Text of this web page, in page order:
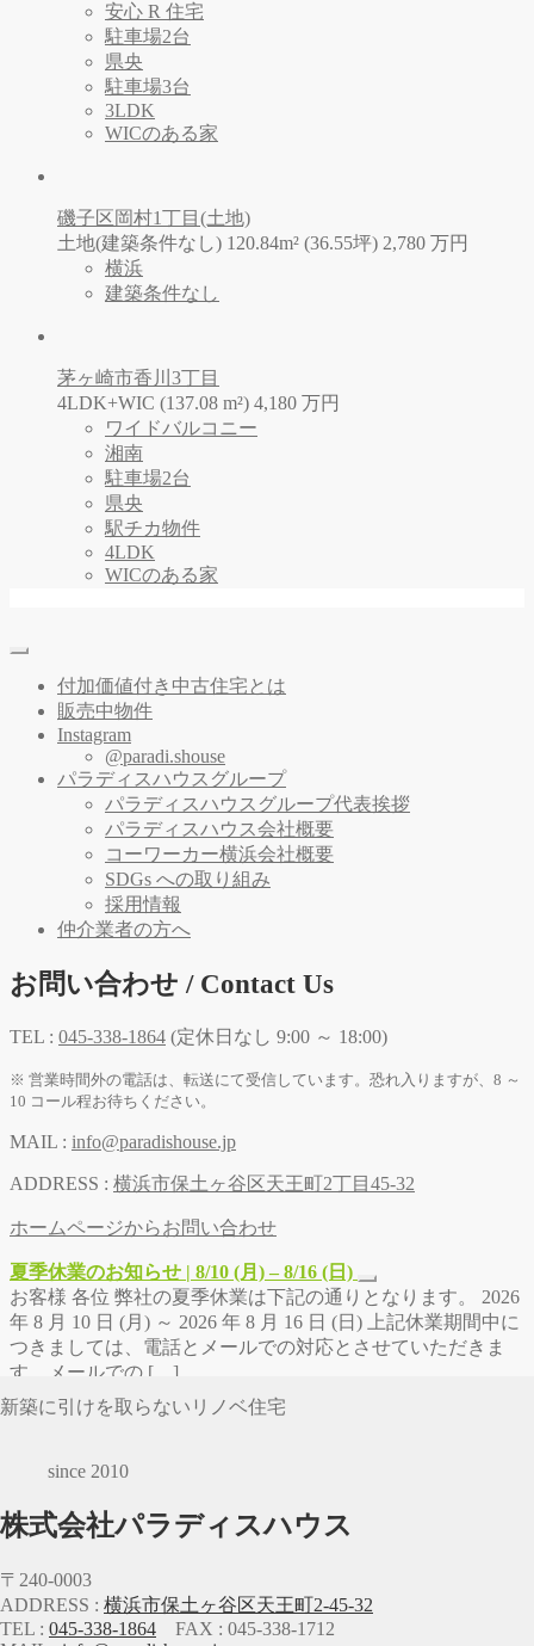
安心 R 住宅
駐車場2台
県央
駐車場3台
3LDK
WICのある家
磯子区岡村1丁目(土地)
土地(建築条件なし) 120.84m² (36.55坪) 2,780 万円
横浜
建築条件なし
茅ヶ崎市香川3丁目
4LDK+WIC (137.08 m²) 4,180 万円
ワイドバルコニー
湘南
駐車場2台
県央
駅チカ物件
4LDK
WICのある家
新築に引けを取らないリノベ住宅
since 2010
株式会社パラディスハウス
〒240-0003
ADDRESS : 横浜市保土ヶ谷区天王町2-45-32
TEL : 045-338-1864 FAX : 045-338-1712
付加価値付き中古住宅とは
販売中物件
Instagram
@paradi.shouse
パラディスハウスグループ
パラディスハウスグループ代表挨拶
パラディスハウス会社概要
コーワーカー横浜会社概要
SDGs への取り組み
採用情報
仲介業者の方へ
お問い合わせ / Contact Us
TEL : 045-338-1864 (定休日なし 9:00 ～ 18:00)
※ 営業時間外の電話は、転送にて受信しています。恐れ入りますが、8 ～
10 コール程お待ちください。
MAIL : info@paradishouse.jp
ADDRESS : 横浜市保土ヶ谷区天王町2丁目45-32
ホームページからお問い合わせ
夏季休業のお知らせ | 8/10 (月) – 8/16 (日)
お客様 各位 弊社の夏季休業は下記の通りとなります。 2026
年 8 月 10 日 (月) ～ 2026 年 8 月 16 日 (日) 上記休業期間中に
つきましては、電話とメールでの対応とさせていただきま
す。メールでの […]